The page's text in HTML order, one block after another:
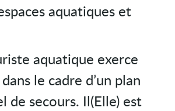
aquatiques et
aquatique exerce
le cadre d’un plan
de secours. Il(Elle) est